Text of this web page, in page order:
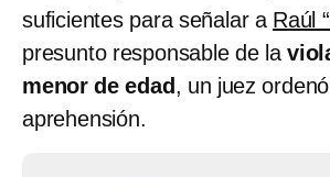
suficientes para señalar a Raúl
presunto responsable de la
menor de edad , un juez
aprehensión.